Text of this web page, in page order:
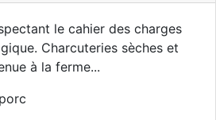
le cahier des charges
Charcuteries sèches et
à la ferme...